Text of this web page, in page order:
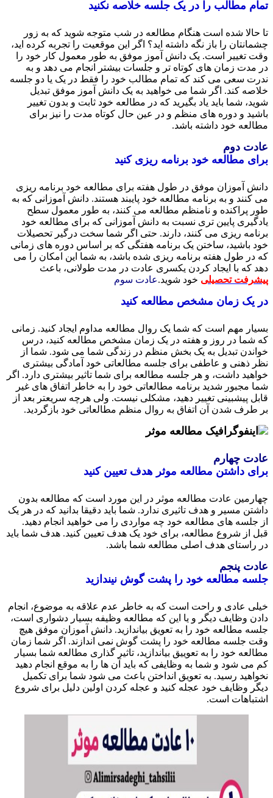
مطالب را در یک جلسه خلاصه نکنید
شده است هنگام مطالعه در شب متوجه شوید که به زور
را باز نگه داشته اید؟ اگر این موقعیت را تجربه کرده اید،
تغییر است. یک دانش آموز موفق به طور معمول کار خود را
زمان های کوتاه تر و جلسات بیشتر انجام می دهد و به
سعی می کند که تمام مطالب خود را فقط در یک یا دو جلسه
کند. اگر شما می خواهید به یک دانش آموز موفق تبدیل
شما باید یاد بگیرید که در مطالعه خود ثابت و بدون تغییر
و دوره های منظم و در عین حال کوتاه مدت را نیز برای
خود داشته باشد.
دوم
مطالعه خود برنامه ریزی کنید
آموزان موفق در طول هفته برای مطالعه خود برنامه ریزی
و به برنامه مطالعه خود پایبند هستند. دانش آموزانی که به
پراکنده و نامنظم مطالعه می کنند، به طور معمول سطح
پایین تری نسبت به دانش آموزانی که برای مطالعه خود
ریزی می کنند، دارند. حتی اگر شما سخت درگیر تحصیلات
باشید، ساختن یک برنامه هفتگی که بر اساس دوره های زمانی
طول هفته برنامه ریزی شده باشد، به شما این امکان را می
که با ایجاد کردن یکسری عادت در مدت طولانی، باعث
تحصیلیخود شوید.عادت سوم
یک زمان مشخص مطالعه کنید
مهم است که شما یک روال مطالعه مداوم ایجاد کنید. زمانی
در روز و هفته در یک زمان مشخص مطالعه کنید، درس
تبدیل به یک بخش منظم در زندگی شما می شود. شما از
ذهنی و عاطفی برای جلسه مطالعاتی خود آمادگی بیشتری
داشت، و هر جلسه مطالعه برای شما تاثیر بیشتری دارد. اگر
مجبور شدید برنامه مطالعاتی خود را به خاطر اتفاق های غیر
پیشبینی تغییر دهید، مشکلی نیست. ولی هرچه سریعتر بعد از
شدن آن اتفاق به روال منظم مطالعاتی خود بازگردید.
چهارم
داشتن مطالعه موثر هدف تعیین کنید
عادت مطالعه موثر در این مورد است که مطالعه بدون
مسیر و هدف تاثیری ندارد. شما باید دقیقا بدانید که در هر یک
های مطالعه خود چه مواردی را می خواهید انجام دهید.
از شروع مطالعه، برای خود یک هدف تعیین کنید. هدف شما باید
هدف اصلی مطالعه شما باشد.
پنجم
مطالعه خود را پشت گوش نیندازید
عادی و راحت است که به خاطر عدم علاقه به موضوع، انجام
وظایف دیگر و یا این که مطالعه وظیفه بسیار دشواری است،
مطالعه خود را به تعویق بیاندازید. دانش آموزان موفق هیچ
جلسه مطالعه خود را پشت گوش نمی اندازند. اگر شما زمان
خود را به تعوییق بیاندازید، تاثیر گذاری مطالعه شما بسیار
شود و شما به وظایفی که باید آن ها را به موقع انجام دهید
رسید. به تعویق انداختن باعث می شود شما برای تکمیل
وظایف خود عجله کنید و عجله کردن اولین دلیل برای شروع
است.